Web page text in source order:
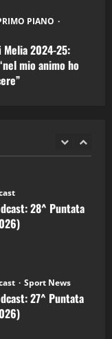
PIANO
2024-25:
mio animo ho
30^ Puntata
28^ Puntata
27^ Puntata